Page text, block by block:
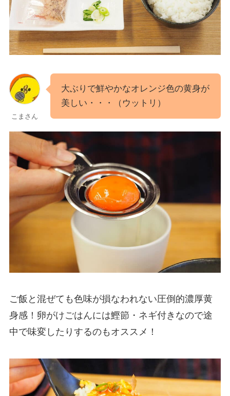
こまさん
大ぶりで鮮やかなオレンジ色の黄身が
美しい・・・（ウットリ）
ご飯と混ぜても色味が損なわれない圧倒的濃厚黄
身感！卵がけごはんには鰹節・ネギ付きなので途
中で味変したりするのもオススメ！